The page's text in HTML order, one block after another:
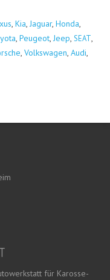
, Kia, Jagu­ar, Hon­da,
, Peu­geot, Jeep, SEAT,
, Volks­wa­gen, Audi,
für Karos­se­